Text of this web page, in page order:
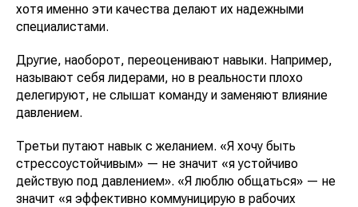
хотя именно эти качества делают их надежными
специалистами.
Другие, наоборот, переоценивают навыки. Например,
называют себя лидерами, но в реальности плохо
делегируют, не слышат команду и заменяют влияние
давлением.
Третьи путают навык с желанием. «Я хочу быть
стрессоустойчивым» — не значит «я устойчиво
действую под давлением». «Я люблю общаться» — не
значит «я эффективно коммуницирую в рабочих